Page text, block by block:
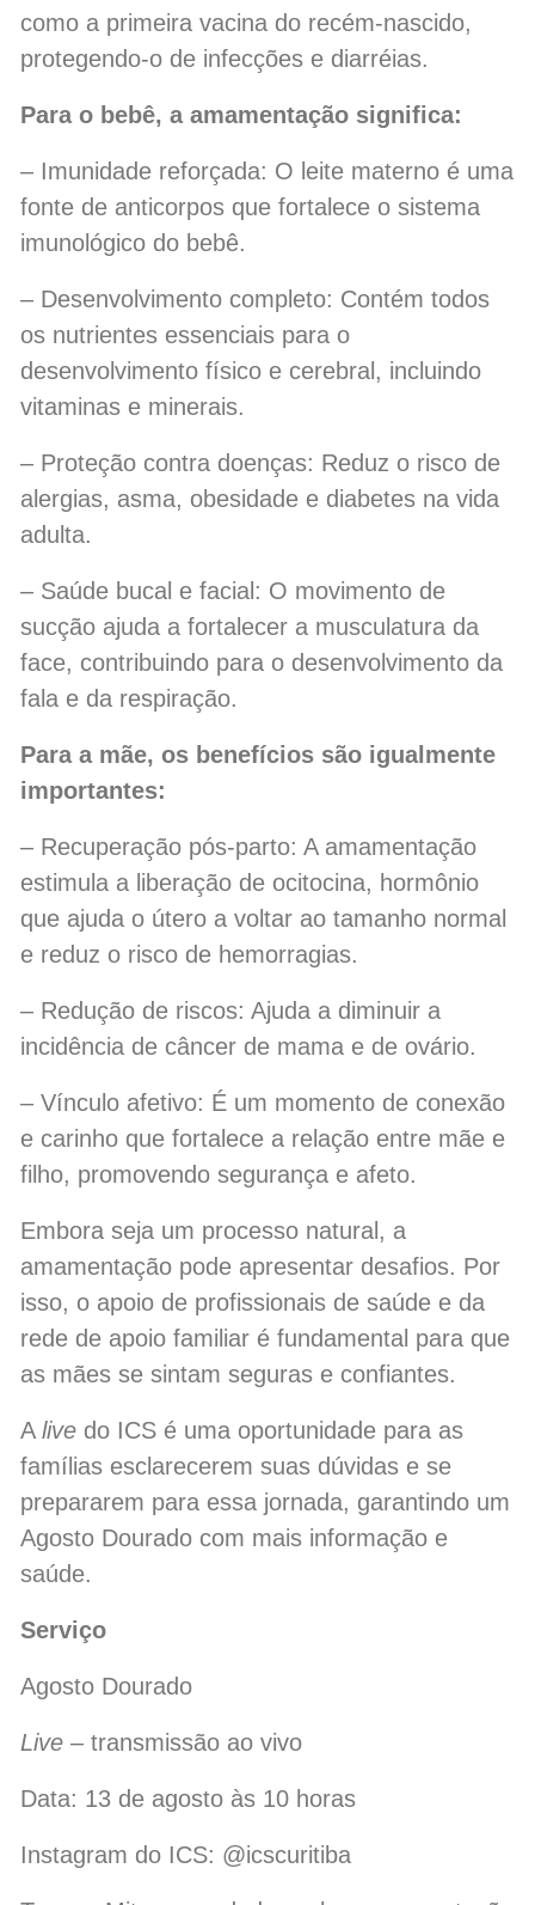
como a primeira vacina do recém-nascido,
protegendo-o de infecções e diarréias.
Para o bebê, a amamentação significa:
– Imunidade reforçada: O leite materno é uma
fonte de anticorpos que fortalece o sistema
imunológico do bebê.
– Desenvolvimento completo: Contém todos
os nutrientes essenciais para o
desenvolvimento físico e cerebral, incluindo
vitaminas e minerais.
– Proteção contra doenças: Reduz o risco de
alergias, asma, obesidade e diabetes na vida
adulta.
– Saúde bucal e facial: O movimento de
sucção ajuda a fortalecer a musculatura da
face, contribuindo para o desenvolvimento da
fala e da respiração.
Para a mãe, os benefícios são igualmente
importantes:
– Recuperação pós-parto: A amamentação
estimula a liberação de ocitocina, hormônio
que ajuda o útero a voltar ao tamanho normal
e reduz o risco de hemorragias.
– Redução de riscos: Ajuda a diminuir a
incidência de câncer de mama e de ovário.
– Vínculo afetivo: É um momento de conexão
e carinho que fortalece a relação entre mãe e
filho, promovendo segurança e afeto.
Embora seja um processo natural, a
amamentação pode apresentar desafios. Por
isso, o apoio de profissionais de saúde e da
rede de apoio familiar é fundamental para que
as mães se sintam seguras e confiantes.
A live do ICS é uma oportunidade para as
famílias esclarecerem suas dúvidas e se
prepararem para essa jornada, garantindo um
Agosto Dourado com mais informação e
saúde.
Serviço
Agosto Dourado
Live – transmissão ao vivo
Data: 13 de agosto às 10 horas
Instagram do ICS: @icscuritiba